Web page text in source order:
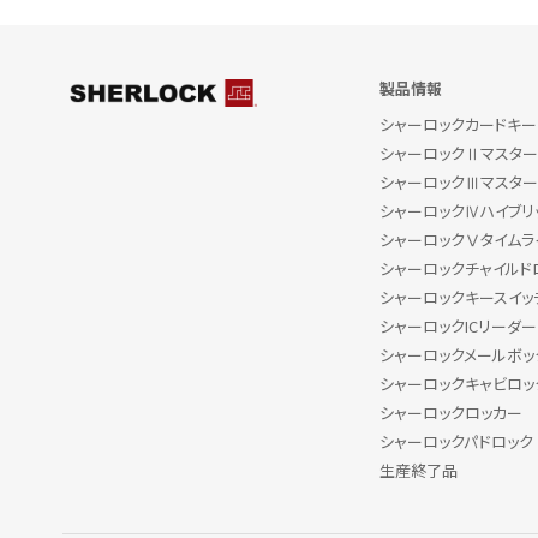
製品情報
シャーロックカードキー
シャーロックⅡマスター
シャーロックⅢマスター
シャーロックⅣハイブリ
シャーロックⅤタイム
シャーロックチャイルド
シャーロックキースイッ
シャーロックICリーダー
シャーロックメールボ
シャーロックキャビロ
シャーロックロッカー
シャーロックパドロック
生産終了品